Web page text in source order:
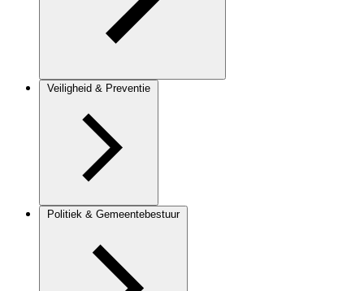
Veiligheid & Preventie
Politiek & Gemeentebestuur